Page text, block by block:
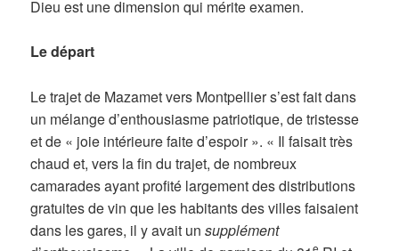
Dieu est une dimension qui mérite examen.
Le départ
Le trajet de Mazamet vers Montpellier s’est fait dans
un mélange d’enthousiasme patriotique, de tristesse
et de « joie intérieure faite d’espoir ». « Il faisait très
chaud et, vers la fin du trajet, de nombreux
camarades ayant profité largement des distributions
gratuites de vin que les habitants des villes faisaient
dans les gares, il y avait unsupplément
e